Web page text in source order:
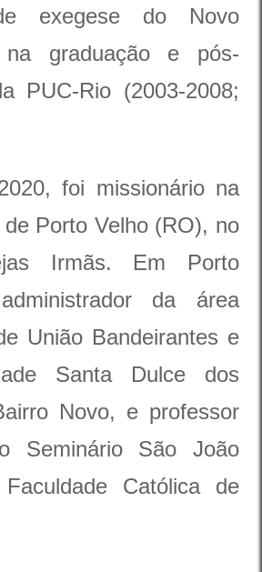
exegese do Novo
na graduação e pós-
PUC-Rio (2003-2008;
foi missionário na
Porto Velho (RO), no
Irmãs. Em Porto
da área
União Bandeirantes e
Santa Dulce dos
Novo, e professor
Seminário São João
Católica de